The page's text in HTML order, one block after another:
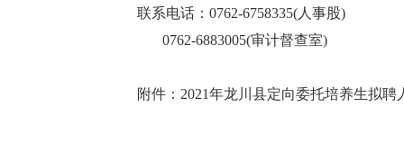
联系电话：0762-6758335(人事股)
0762-6883005(审计督查室)
附件： 2021年龙川县定向委托培养生拟聘